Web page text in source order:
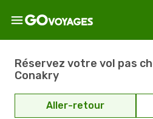
Réservez votre vol pas
Conakry
Aller-retour